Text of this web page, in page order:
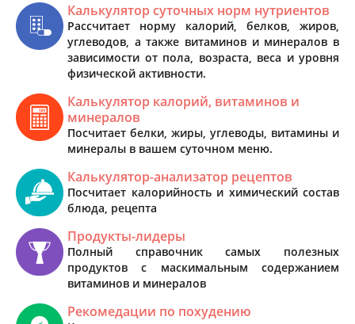
Калькулятор суточных норм нутриентов
Рассчитает норму калорий, белков, жиров,
углеводов, а также витаминов и минералов в
зависимости от пола, возраста, веса и уровня
физической активности.
Калькулятор калорий, витаминов и
минералов
Посчитает белки, жиры, углеводы, витамины и
минералы в вашем суточном меню.
Калькулятор-анализатор рецептов
Посчитает калорийность и химический состав
блюда, рецепта
Продукты-лидеры
Полный справочник самых полезных
продуктов с маскимальным содержанием
витаминов и минералов
Рекомедации по похудению